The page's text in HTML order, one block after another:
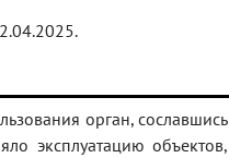
орган, сославшись
эксплуатацию объектов,